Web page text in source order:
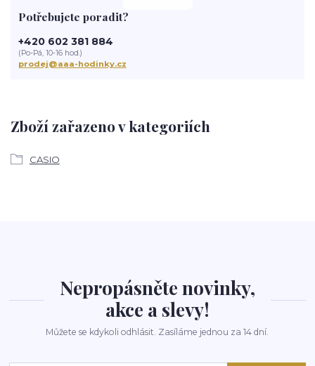
Zboží zařazeno v kategoriích
CASIO
Potřebujete poradit?
+420 602 381 884
(Po-Pá, 10-16 hod.)
prodej@aaa-hodinky.cz
Nepropásněte novinky,
akce a slevy!
Můžete se kdykoli odhlásit. Zasíláme jednou za 14 dní.